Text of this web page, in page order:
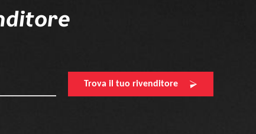
Trova il tuo rivenditore